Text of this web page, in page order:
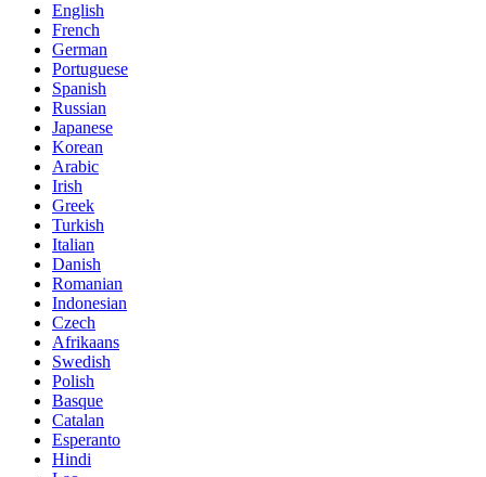
English
French
German
Portuguese
Spanish
Russian
Japanese
Korean
Arabic
Irish
Greek
Turkish
Italian
Danish
Romanian
Indonesian
Czech
Afrikaans
Swedish
Polish
Basque
Catalan
Esperanto
Hindi